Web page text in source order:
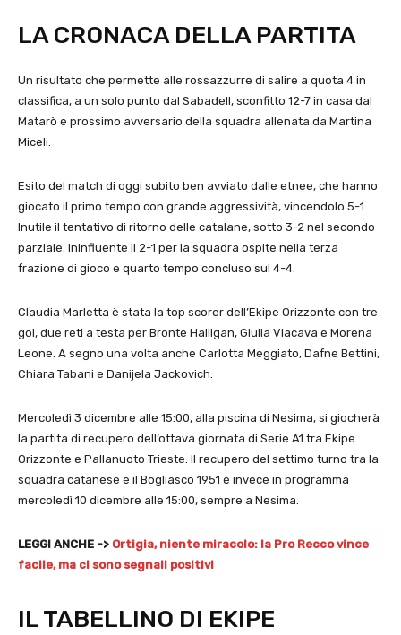
LA CRONACA DELLA PARTITA
Un risultato che permette alle rossazzurre di salire a quota 4 in
classifica, a un solo punto dal Sabadell, sconfitto 12-7 in casa dal
Matarò e prossimo avversario della squadra allenata da Martina
Miceli.
Esito del match di oggi subito ben avviato dalle etnee, che hanno
giocato il primo tempo con grande aggressività, vincendolo 5-1.
Inutile il tentativo di ritorno delle catalane, sotto 3-2 nel secondo
parziale. Ininfluente il 2-1 per la squadra ospite nella terza
frazione di gioco e quarto tempo concluso sul 4-4.
Claudia Marletta è stata la top scorer dell’Ekipe Orizzonte con tre
gol, due reti a testa per Bronte Halligan, Giulia Viacava e Morena
Leone. A segno una volta anche Carlotta Meggiato, Dafne Bettini,
Chiara Tabani e Danijela Jackovich.
Mercoledì 3 dicembre alle 15:00, alla piscina di Nesima, si giocherà
la partita di recupero dell’ottava giornata di Serie A1 tra Ekipe
Orizzonte e Pallanuoto Trieste. Il recupero del settimo turno tra la
squadra catanese e il Bogliasco 1951 è invece in programma
mercoledì 10 dicembre alle 15:00, sempre a Nesima.
LEGGI ANCHE -> Ortigia, niente miracolo: la Pro Recco vince
facile, ma ci sono segnali positivi
IL TABELLINO DI EKIPE